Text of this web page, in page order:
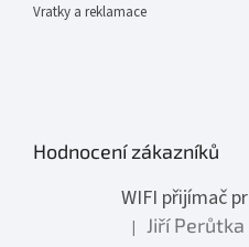
Vratky a reklamace
Hodnocení zákazníků
WIFI přijímač
Hodnocení
| Jiří Perůtka